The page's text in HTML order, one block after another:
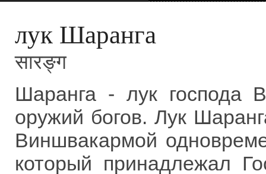
лук Шаранга
सारङ्ग
Шаранга - лук господа
оружий богов. Лук
Виншвакармой
который принадлежал